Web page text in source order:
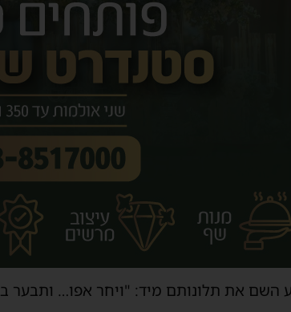
השם את תלונותם מיד: "ויחר אפו…